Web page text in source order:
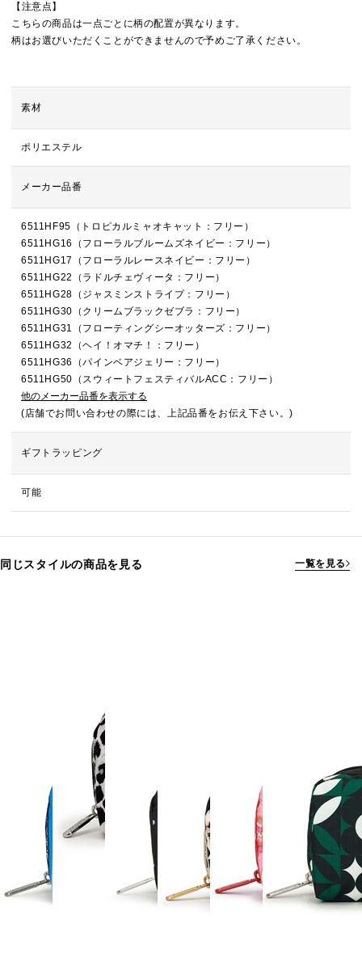
【注意点】
こちらの商品は一点ごとに柄の配置が異なります。
柄はお選びいただくことができませんので予めご了承ください。
素材
ポリエステル
メーカー品番
6511HF95（トロピカルミャオキャット：フリー）
6511HG16（フローラルブルームズネイビー：フリー）
6511HG17（フローラルレースネイビー：フリー）
6511HG22（ラドルチェヴィータ：フリー）
6511HG28（ジャスミンストライプ：フリー）
6511HG30（クリームブラックゼブラ：フリー）
6511HG31（フローティングシーオッターズ：フリー）
6511HG32（ヘイ！オマチ！：フリー）
6511HG36（パインベアジェリー：フリー）
6511HG50（スウィートフェスティバルACC：フリー）
他のメーカー品番を表示する
(店舗でお問い合わせの際には、上記品番をお伝え下さい。)
ギフトラッピング
可能
同じスタイルの商品を見る 一覧を見る